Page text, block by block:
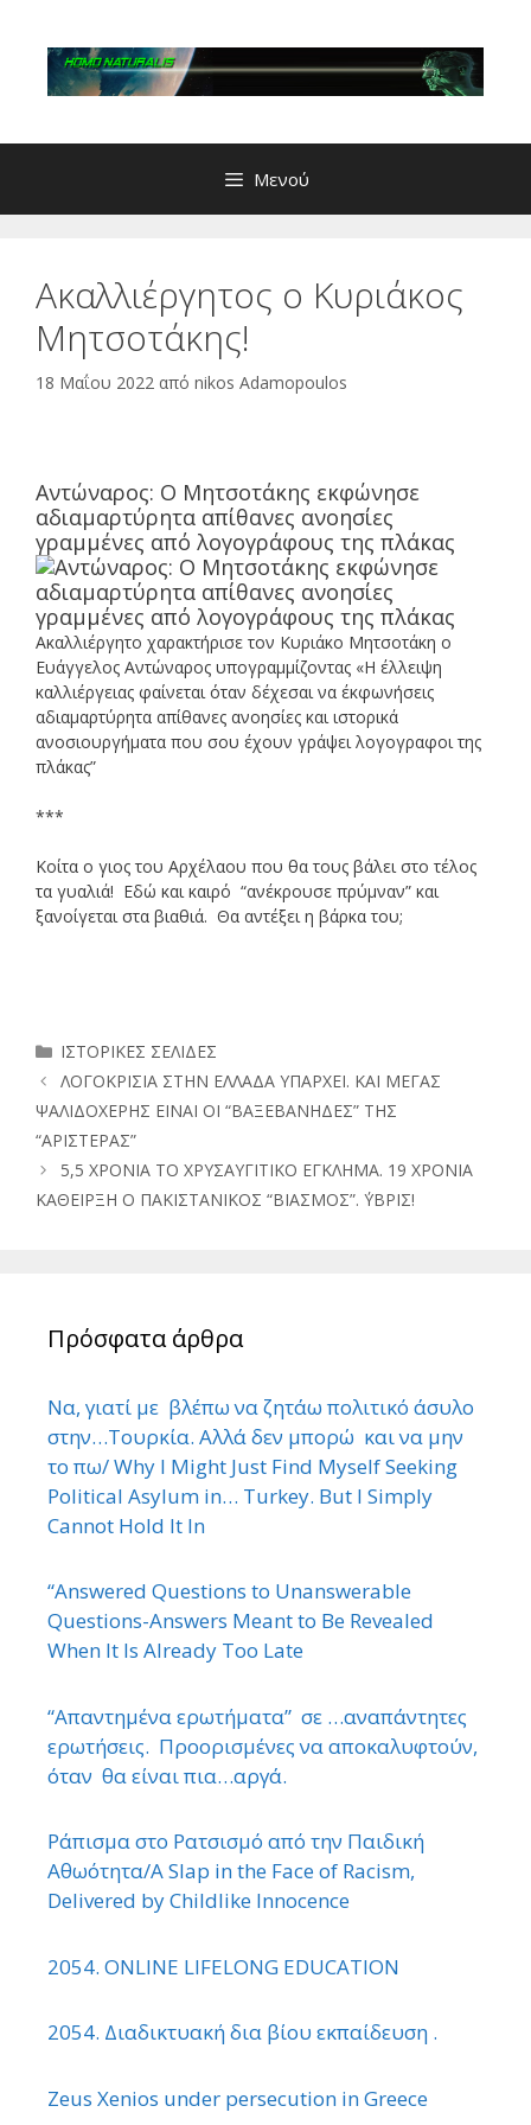
περιεχόμενο
Μενού
Ακαλλιέργητος ο Κυριάκος
Μητσοτάκης!
18 Μαΐου 2022 από nikos Adamopoulos
Αντώναρος: Ο Μητσοτάκης εκφώνησε
αδιαμαρτύρητα απίθανες ανοησίες
γραμμένες από λογογράφους της πλάκας
Ακαλλιέργητο χαρακτήρισε τον Κυριάκο Μητσοτάκη ο
Ευάγγελος Αντώναρος υπογραμμίζοντας «Η έλλειψη
καλλιέργειας φαίνεται όταν δέχεσαι να έκφωνήσεις
αδιαμαρτύρητα απίθανες ανοησίες και ιστορικά
ανοσιουργήματα που σου έχουν γράψει λογογραφοι της
πλάκας”
***
Κοίτα ο γιος του Αρχέλαου που θα τους βάλει στο τέλος
τα γυαλιά! Εδώ και καιρό “ανέκρουσε πρύμναν” και
ξανοίγεται στα βιαθιά. Θα αντέξει η βάρκα του;
Κατηγορίες
ΙΣΤΟΡΙΚΕΣ ΣΕΛΙΔΕΣ
ΛΟΓΟΚΡΙΣΙΑ ΣΤΗΝ ΕΛΛΑΔΑ ΥΠΑΡΧΕΙ. ΚΑΙ ΜΕΓΑΣ
ΨΑΛΙΔΟΧΕΡΗΣ ΕΙΝΑΙ ΟΙ “ΒΑΞΕΒΑΝΗΔΕΣ” ΤΗΣ
“ΑΡΙΣΤΕΡΑΣ”
5,5 ΧΡΟΝΙΑ ΤΟ ΧΡΥΣΑΥΓΙΤΙΚΟ ΕΓΚΛΗΜΑ. 19 ΧΡΟΝΙΑ
ΚΑΘΕΙΡΞΗ Ο ΠΑΚΙΣΤΑΝΙΚΟΣ “ΒΙΑΣΜΟΣ”. ΄ΥΒΡΙΣ!
Πρόσφατα άρθρα
Να, γιατί με βλέπω να ζητάω πολιτικό άσυλο
στην…Τουρκία. Αλλά δεν μπορώ και να μην
το πω/ Why I Might Just Find Myself Seeking
Political Asylum in… Turkey. But I Simply
Cannot Hold It In
“Answered Questions to Unanswerable
Questions-Answers Meant to Be Revealed
When It Is Already Too Late
“Απαντημένα ερωτήματα” σε …αναπάντητες
ερωτήσεις. Προορισμένες να αποκαλυφτούν,
όταν θα είναι πια…αργά.
Ράπισμα στο Ρατσισμό από την Παιδική
Αθωότητα/A Slap in the Face of Racism,
Delivered by Childlike Innocence
2054. ONLINE LIFELONG EDUCATION
2054. Διαδικτυακή δια βίου εκπαίδευση .
Zeus Xenios under persecution in Greece